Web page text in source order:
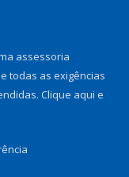
assessoria
todas as exigências
Clique aqui e